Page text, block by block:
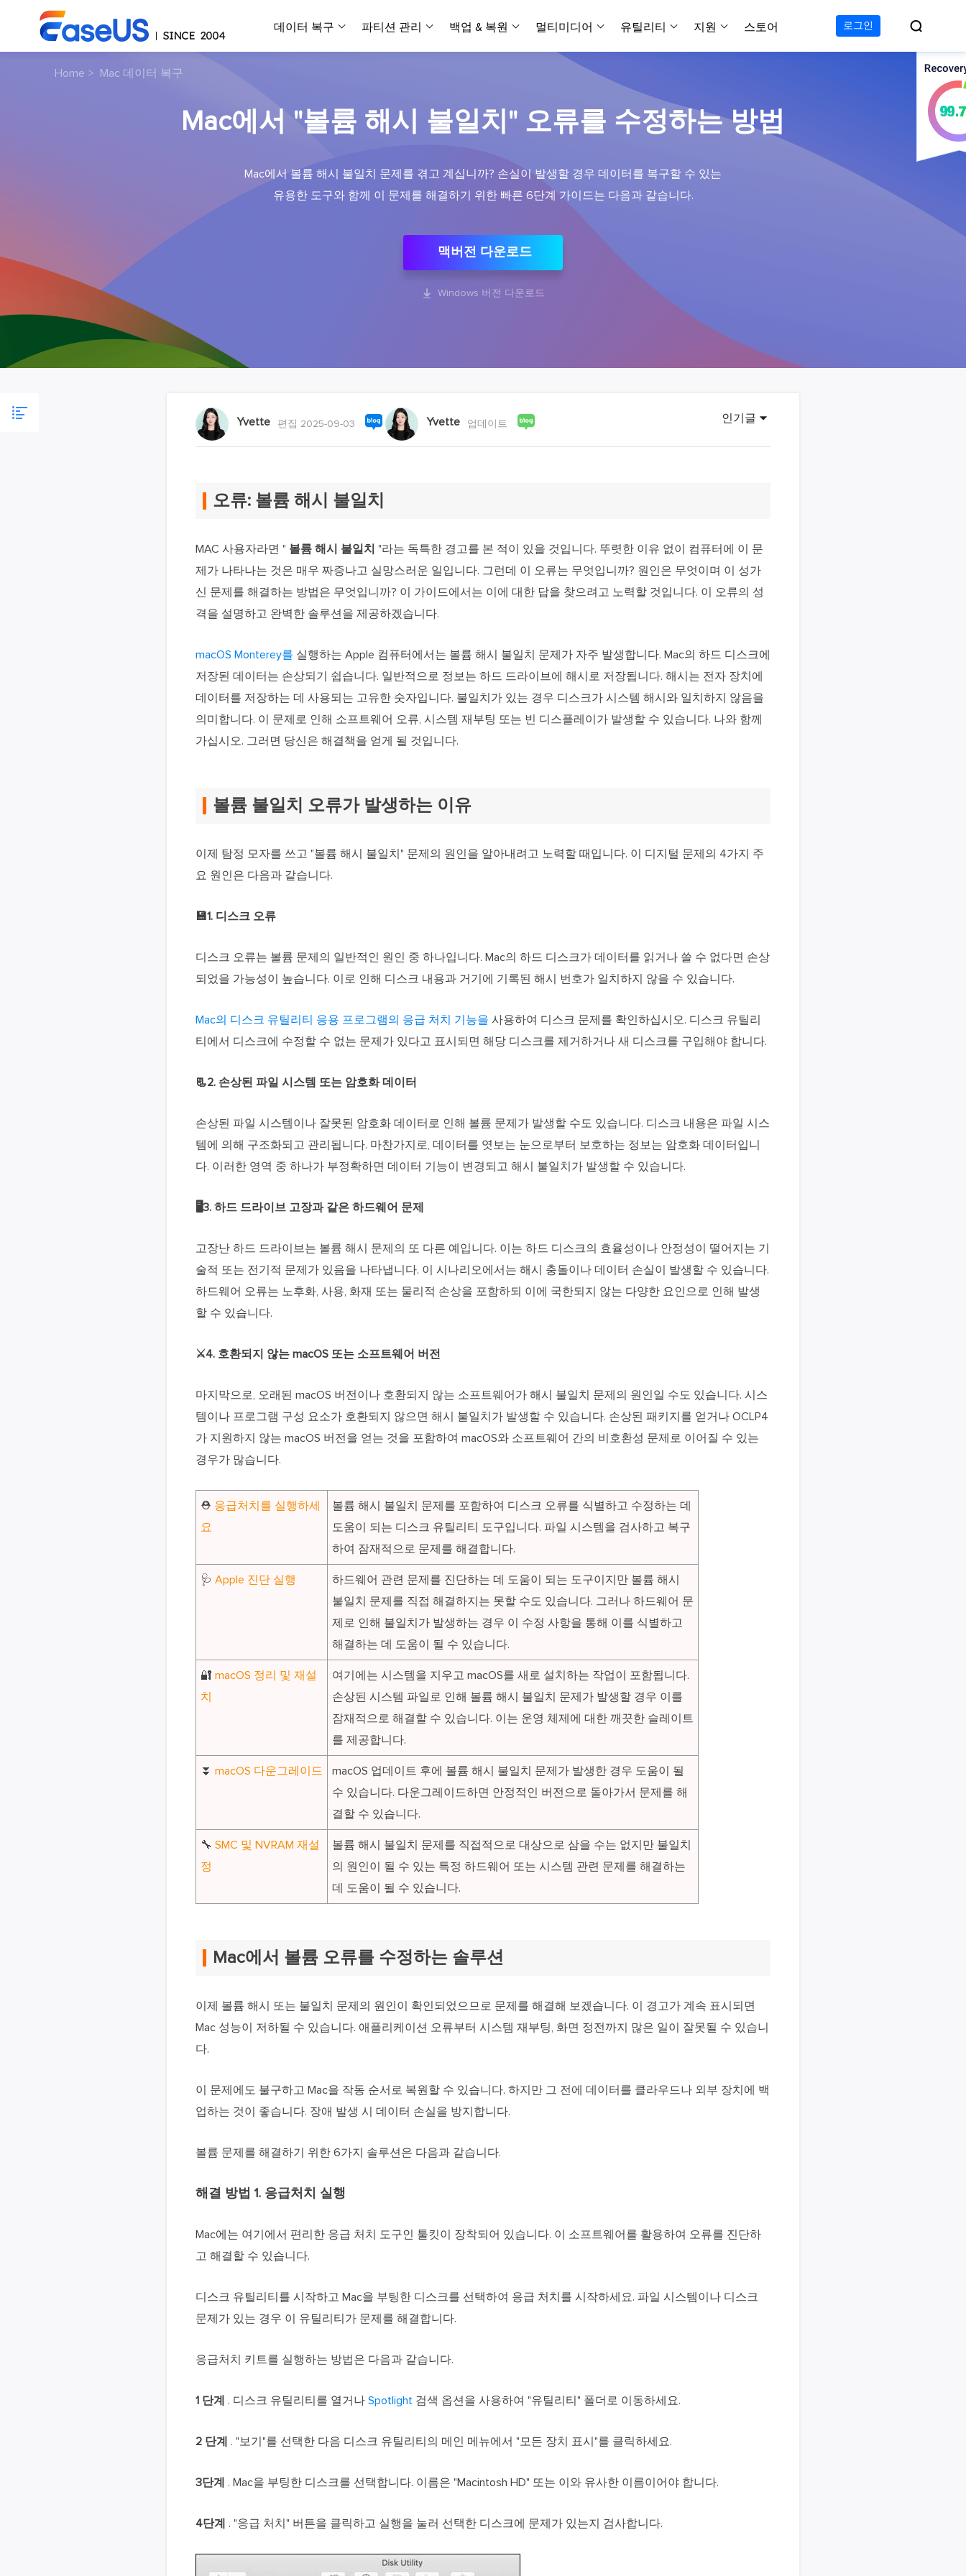
데이터 복구
모바일 데이터 복구
파티션 복구
잃어버린 파티션 복구하기
손상된 동영상, 사진 및 파일 복구
데이터 복구 무료
데이터 복구 테크니션
휴지통 비우기 복구
SD 카드 데이터 복구
USB 데이터 복구
데이터 복구 무료
데이터 복구 프로
데이터 복구 무료
데이터 복구 프로
데이터 복구 App
손상된 동영상 복구
손상된 파일 복구
온라인 동영상 복구
온리인 사진 복구
온리인 파일 복구
파티션 관리
비지니스 디스크 관리 최적화 프로그램
디스크 복제
HDD/SSD 복제 프로그램
파티션 마스터 프로
SSD 마이그레이션
하드 디스크 복제 테크니션
백업 & 복원
투두 백업 개인버전
비지니스 백업 솔루션
중앙 집중식 솔루션
중앙 집중식 백업 전략
투두 백업 홈
투두 백업 Mac
멀티미디어
스크린 캡쳐
RecExperts
비디오/오디오/웹캠 녹화
무료 컴퓨터 캡쳐 도구
비디오 툴깃
비디오 에디터
간편한 동영상 편집 소프트웨어
동영상 다운로드 맟 음원 추출
실시간 AI 음성 변조 프로그램
Windows버전 RecExperts
Mac버전 RecExperts
비디오 다운로더
비디오 다운로더 Mac 버
유틸리티
파일 관리
iPhone 데이터 전송
ChatTrans
간편한 전송 백업 및 복원 도구
Windows To Go 제작자
PC 전송 무료
PC 전송 프로
아이폰 데이터 전송 무료
아이폰 데이터 전송 프로
지원
다운로드
설치 프로그램 다운로드
스토어 로그인 
Home > Mac 데이터 복구
Mac에서 "볼륨 해시 불일치" 오류를 수정하는 방법
Mac에서 볼륨 해시 불일치 문제를 겪고 계십니까? 손실이 발생할 경우 데이터를 복구할 수 있는
유용한 도구와 함께 이 문제를 해결하기 위한 빠른 6단계 가이드는 다음과 같습니다.
맥버전 다운로드
 Windows 버전 다운로드
Yvette 편집 2025-09-03 Yvette 업데이트 인기글
오류: 볼륨 해시 불일치
MAC 사용자라면 " 볼륨 해시 불일치 "라는 독특한 경고를 본 적이 있을 것입니다. 뚜렷한 이유 없이 컴퓨터에 이 문
제가 나타나는 것은 매우 짜증나고 실망스러운 일입니다. 그런데 이 오류는 무엇입니까? 원인은 무엇이며 이 성가
신 문제를 해결하는 방법은 무엇입니까? 이 가이드에서는 이에 대한 답을 찾으려고 노력할 것입니다. 이 오류의 성
격을 설명하고 완벽한 솔루션을 제공하겠습니다.
macOS Monterey를 실행하는 Apple 컴퓨터에서는 볼륨 해시 불일치 문제가 자주 발생합니다. Mac의 하드 디스크에
저장된 데이터는 손상되기 쉽습니다. 일반적으로 정보는 하드 드라이브에 해시로 저장됩니다. 해시는 전자 장치에
데이터를 저장하는 데 사용되는 고유한 숫자입니다. 불일치가 있는 경우 디스크가 시스템 해시와 일치하지 않음을
의미합니다. 이 문제로 인해 소프트웨어 오류, 시스템 재부팅 또는 빈 디스플레이가 발생할 수 있습니다. 나와 함께
가십시오. 그러면 당신은 해결책을 얻게 될 것입니다.
볼륨 불일치 오류가 발생하는 이유
이제 탐정 모자를 쓰고 "볼륨 해시 불일치" 문제의 원인을 알아내려고 노력할 때입니다. 이 디지털 문제의 4가지 주
요 원인은 다음과 같습니다.
💾1. 디스크 오류
디스크 오류는 볼륨 문제의 일반적인 원인 중 하나입니다. Mac의 하드 디스크가 데이터를 읽거나 쓸 수 없다면 손상
되었을 가능성이 높습니다. 이로 인해 디스크 내용과 거기에 기록된 해시 번호가 일치하지 않을 수 있습니다.
Mac의 디스크 유틸리티 응용 프로그램의 응급 처치 기능을 사용하여 디스크 문제를 확인하십시오. 디스크 유틸리
티에서 디스크에 수정할 수 없는 문제가 있다고 표시되면 해당 디스크를 제거하거나 새 디스크를 구입해야 합니다.
📃2. 손상된 파일 시스템 또는 암호화 데이터
손상된 파일 시스템이나 잘못된 암호화 데이터로 인해 볼륨 문제가 발생할 수도 있습니다. 디스크 내용은 파일 시스
템에 의해 구조화되고 관리됩니다. 마찬가지로, 데이터를 엿보는 눈으로부터 보호하는 정보는 암호화 데이터입니
다. 이러한 영역 중 하나가 부정확하면 데이터 기능이 변경되고 해시 불일치가 발생할 수 있습니다.
🖥️3. 하드 드라이브 고장과 같은 하드웨어 문제
고장난 하드 드라이브는 볼륨 해시 문제의 또 다른 예입니다. 이는 하드 디스크의 효율성이나 안정성이 떨어지는 기
술적 또는 전기적 문제가 있음을 나타냅니다. 이 시나리오에서는 해시 충돌이나 데이터 손실이 발생할 수 있습니다.
하드웨어 오류는 노후화, 사용, 화재 또는 물리적 손상을 포함하되 이에 국한되지 않는 다양한 요인으로 인해 발생
할 수 있습니다.
⚔️4. 호환되지 않는 macOS 또는 소프트웨어 버전
마지막으로, 오래된 macOS 버전이나 호환되지 않는 소프트웨어가 해시 불일치 문제의 원인일 수도 있습니다. 시스
템이나 프로그램 구성 요소가 호환되지 않으면 해시 불일치가 발생할 수 있습니다. 손상된 패키지를 얻거나 OCLP4
가 지원하지 않는 macOS 버전을 얻는 것을 포함하여 macOS와 소프트웨어 간의 비호환성 문제로 이어질 수 있는
경우가 많습니다.
⛑️ 응급처치를 실행하세
요
볼륨 해시 불일치 문제를 포함하여 디스크 오류를 식별하고 수정하는 데
도움이 되는 디스크 유틸리티 도구입니다. 파일 시스템을 검사하고 복구
하여 잠재적으로 문제를 해결합니다.
🩺 Apple 진단 실행
하드웨어 관련 문제를 진단하는 데 도움이 되는 도구이지만 볼륨 해시
불일치 문제를 직접 해결하지는 못할 수도 있습니다. 그러나 하드웨어 문
제로 인해 불일치가 발생하는 경우 이 수정 사항을 통해 이를 식별하고
해결하는 데 도움이 될 수 있습니다.
🔐 macOS 정리 및 재설
치
여기에는 시스템을 지우고 macOS를 새로 설치하는 작업이 포함됩니다.
손상된 시스템 파일로 인해 볼륨 해시 불일치 문제가 발생할 경우 이를
잠재적으로 해결할 수 있습니다. 이는 운영 체제에 대한 깨끗한 슬레이트
를 제공합니다.
⏬ macOS 다운그레이드
macOS 업데이트 후에 볼륨 해시 불일치 문제가 발생한 경우 도움이 될
수 있습니다. 다운그레이드하면 안정적인 버전으로 돌아가서 문제를 해
결할 수 있습니다.
🔧 SMC 및 NVRAM 재설
정
볼륨 해시 불일치 문제를 직접적으로 대상으로 삼을 수는 없지만 불일치
의 원인이 될 수 있는 특정 하드웨어 또는 시스템 관련 문제를 해결하는
데 도움이 될 수 있습니다.
Mac에서 볼륨 오류를 수정하는 솔루션
이제 볼륨 해시 또는 불일치 문제의 원인이 확인되었으므로 문제를 해결해 보겠습니다. 이 경고가 계속 표시되면
Mac 성능이 저하될 수 있습니다. 애플리케이션 오류부터 시스템 재부팅, 화면 정전까지 많은 일이 잘못될 수 있습니
다.
이 문제에도 불구하고 Mac을 작동 순서로 복원할 수 있습니다. 하지만 그 전에 데이터를 클라우드나 외부 장치에 백
업하는 것이 좋습니다. 장애 발생 시 데이터 손실을 방지합니다.
볼륨 문제를 해결하기 위한 6가지 솔루션은 다음과 같습니다.
해결 방법 1. 응급처치 실행
Mac에는 여기에서 편리한 응급 처치 도구인 툴킷이 장착되어 있습니다. 이 소프트웨어를 활용하여 오류를 진단하
고 해결할 수 있습니다.
디스크 유틸리티를 시작하고 Mac을 부팅한 디스크를 선택하여 응급 처치를 시작하세요. 파일 시스템이나 디스크
문제가 있는 경우 이 유틸리티가 문제를 해결합니다.
응급처치 키트를 실행하는 방법은 다음과 같습니다.
1 단계 . 디스크 유틸리티를 열거나 Spotlight 검색 옵션을 사용하여 "유틸리티" 폴더로 이동하세요.
2 단계 . "보기"를 선택한 다음 디스크 유틸리티의 메인 메뉴에서 "모든 장치 표시"를 클릭하세요.
3단계 . Mac을 부팅한 디스크를 선택합니다. 이름은 "Macintosh HD" 또는 이와 유사한 이름이어야 합니다.
4단계 . "응급 처치" 버튼을 클릭하고 실행을 눌러 선택한 디스크에 문제가 있는지 검사합니다.